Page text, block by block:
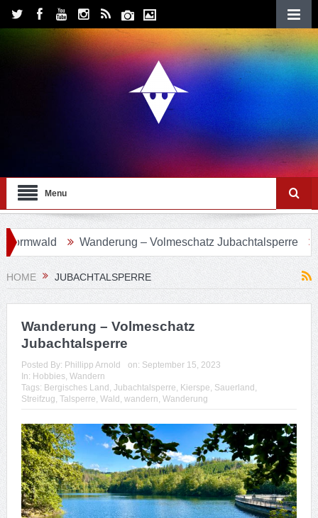
Menu
Wanderung – Volmeschatz Jubachtalsperre
HOME JUBACHTALSPERRE
Wanderung – Volmeschatz
Jubachtalsperre
Posted By: Phillipp Arnold on: September 15, 2023
In: Hobbies, Wandern
Tags: Bergisches Land Jubachtalsperre Kierspe Sauerland
Streifzug Talsperre Wald wandern Wanderung